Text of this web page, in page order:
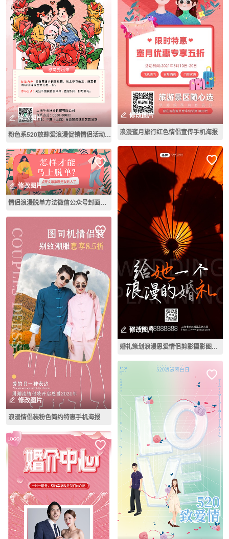
修改图片
粉色系520放肆爱浪漫促销情侣活动宣传海报
修改图片
情侣浪漫脱单方法微信公众号封面海报
修改图片
浪漫情侣装粉色简约特惠手机海报
修改图片
浪漫蜜月旅行红色情侣宣传手机海报
修改图片
婚礼策划浪漫恩爱情侣剪影摄影图海报